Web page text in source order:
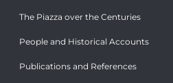
The Piazza over the Centuries
People and Historical Accounts
Publications and References